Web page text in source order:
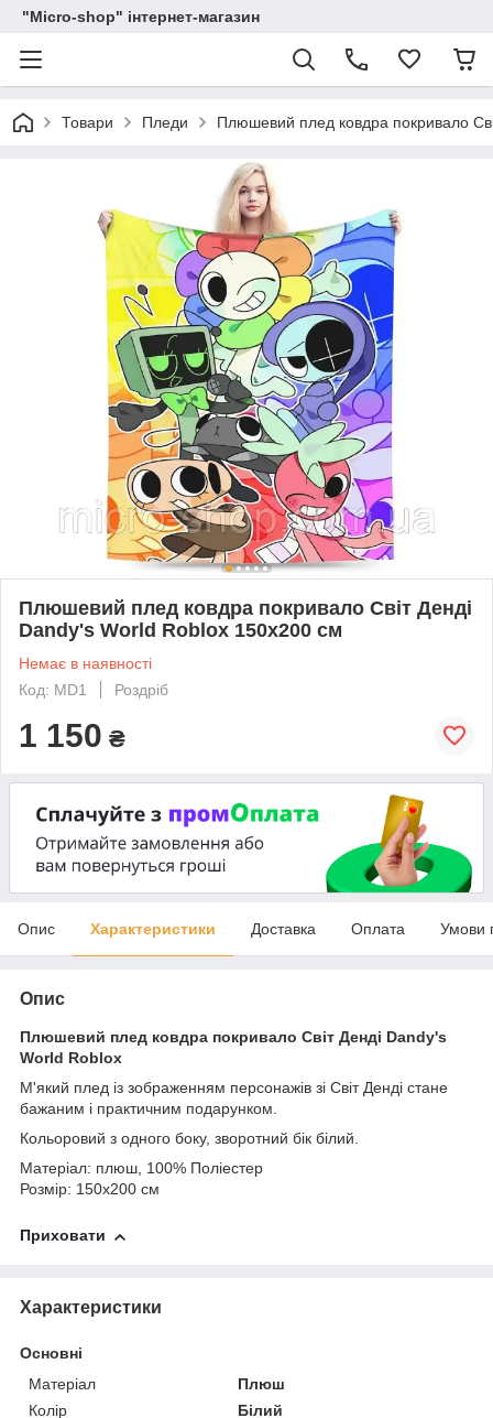
"Micro-shop" інтернет-магазин
Товари Пледи Плюшевий плед ковдра покривало
Плюшевий плед ковдра покривало Світ Денді
Dandy's World Roblox 150х200 см
Немає в наявності
Код: MD1
Роздріб
1 150 ₴
Опис Характеристики Доставка Оплата Умови
Опис
Плюшевий плед ковдра покривало Світ Денді Dandy's
World Roblox
М'який плед із зображенням персонажів зі Світ Денді стане
бажаним і практичним подарунком.
Кольоровий з одного боку, зворотний бік білий.
Матеріал: плюш, 100% Поліестер
Розмір: 150х200 см
Приховати
Характеристики
Основні
Матеріал
Плюш
Колір
Білий